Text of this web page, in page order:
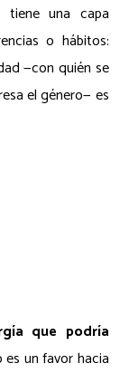
tiene una capa
o hábitos:
—con quién se
el género— es
que podría
un favor hacia